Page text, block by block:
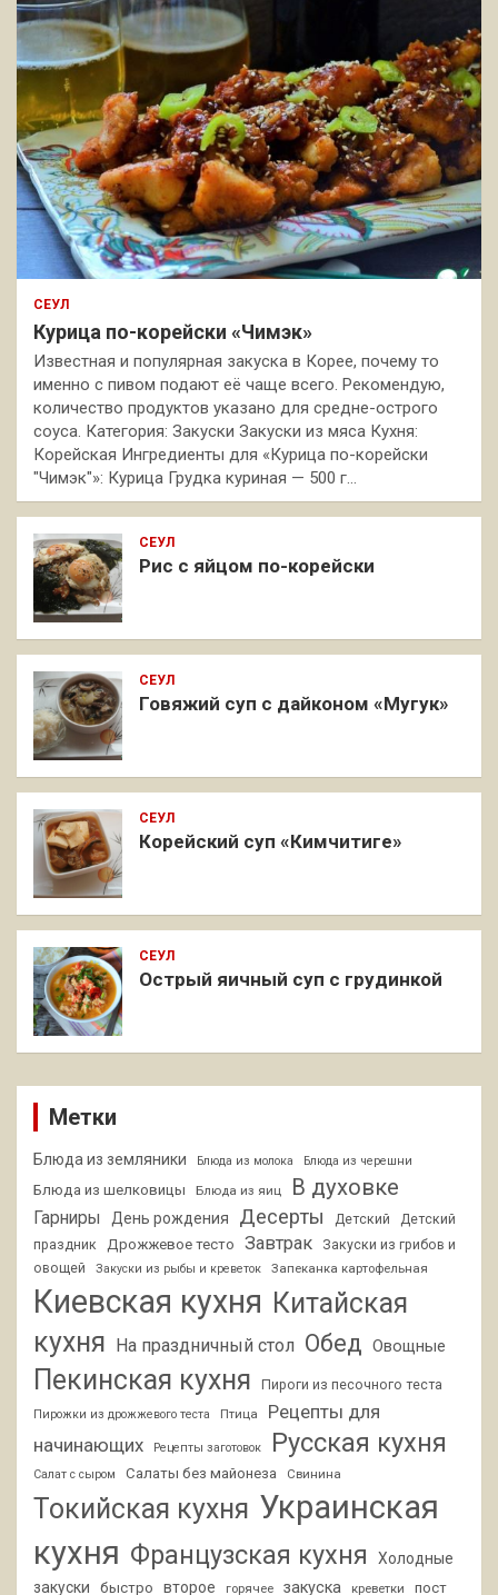
СЕУЛ
Курица по-корейски «Чимэк»
Известная и популярная закуска в Корее, почему то
именно с пивом подают её чаще всего. Рекомендую,
количество продуктов указано для средне-острого
соуса. Категория: Закуски Закуски из мяса Кухня:
Корейская Ингредиенты для «Курица по-корейски
"Чимэк"»: Курица Грудка куриная — 500 г…
СЕУЛ
Рис с яйцом по-корейски
СЕУЛ
Говяжий суп с дайконом «Мугук»
СЕУЛ
Корейский суп «Кимчитиге»
СЕУЛ
Острый яичный суп с грудинкой
Метки
Блюда из земляники Блюда из молока Блюда из черешни
Блюда из шелковицы Блюда из яиц В духовке
Гарниры День рождения Десерты Детский
Детский
праздник
Дрожжевое тесто Завтрак
Закуски из грибов и
овощей
Закуски из рыбы и креветок Запеканка картофельная
Киевская кухня Китайская
кухня На праздничный стол Обед Овощные
Пекинская кухня Пироги из песочного теста
Пирожки из дрожжевого теста Птица
Рецепты для
начинающих
Рецепты заготовок Русская кухня
Салат с сыром Салаты без майонеза Свинина
Токийская кухня Украинская
кухня Французская кухня
Холодные
закуски
быстро второе горячее закуска креветки пост